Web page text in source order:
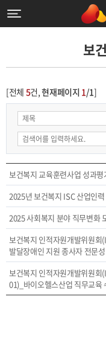
보
[전체 5건,현재페이지 1/1]
보건복지 교육훈련사업 성과평
2025년 보건복지 ISC 산업인
2025 사회복지 분야 직무변화
보건복지 인적자원개발위원
발달장애인 지원 종사자 전문
보건복지 인적자원개발위원회
01)_바이오헬스산업 직무교육